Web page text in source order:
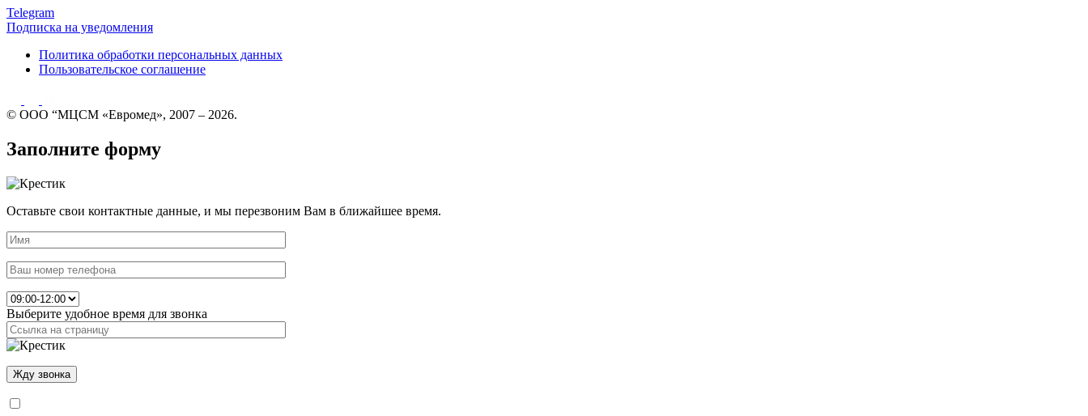
Telegram
Подписка на уведомления
Политика обработки персональных данных
Пользовательское соглашение
© ООО “МЦСМ «Евромед», 2007 – 2026.
Заполните форму
Оставьте свои контактные данные, и мы перезвоним Вам в ближайшее время.
Выберите удобное время для звонка